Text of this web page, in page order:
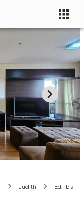
Judith
Ed. Ibis